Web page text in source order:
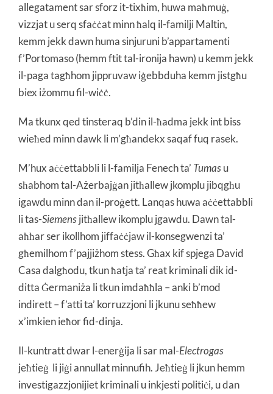
allegatament sar sforz it-tixħim, huwa maħmuġ,
vizzjat u serq sfaċċat minn ħalq il-familji Maltin,
kemm jekk dawn huma sinjuruni b’appartamenti
f’Portomaso (hemm ftit tal-ironija hawn) u kemm jekk
il-paga tagħhom jippruvaw iġebbduha kemm jistgħu
biex iżommu fil-wiċċ.
Ma tkunx qed tinsteraq b’din il-ħadma jekk int biss
wieħed minn dawk li m’għandekx saqaf fuq rasek.
M’hux aċċettabbli li l-familja Fenech ta’ Tumasu
sħabhom tal-Ażerbajġan jitħallew jkomplu jibqgħu
igawdu minn dan il-proġett. Lanqas huwa aċċettabbli
li tas-Siemensjitħallew ikomplu jgawdu. Dawn tal-
aħħar ser ikollhom jiffaċċjaw il-konsegwenzi ta’
għemilhom f’pajjiżhom stess. Għax kif spjega David
Casa dalgħodu, tkun ħatja ta’ reat kriminali dik id-
ditta Ġermaniża li tkun imdaħħla – anki b’mod
indirett – f’atti ta’ korruzzjoni li jkunu seħħew
x’imkien ieħor fid-dinja.
Il-kuntratt dwar l-enerġija li sar mal-Electrogas
jeħtieġ li jiġi annullat minnufih. Jeħtieġ li jkun hemm
investigazzjonijiet kriminali u inkjesti politiċi, u dan